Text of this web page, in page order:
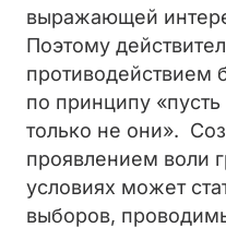
выражающей
Поэтому
противодействием
по принципу
только не они».
проявлением воли
условиях может
выборов,